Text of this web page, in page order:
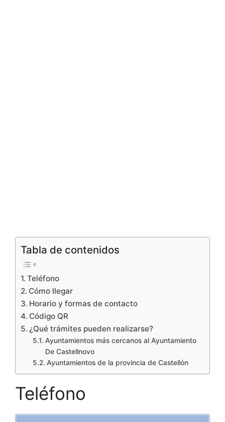
Tabla de contenidos
Teléfono
Cómo llegar
Horario y formas de contacto
Código QR
¿Qué trámites pueden realizarse?
Ayuntamientos más cercanos al Ayuntamiento
De Castellnovo
Ayuntamientos de la provincia de Castellón
Teléfono